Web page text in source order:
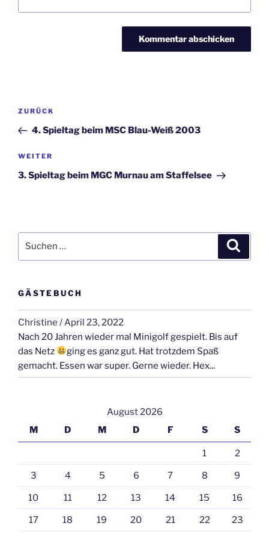
Beitragsnavigation
Vorheriger
Beitrag
ZURÜCK
4. Spieltag beim MSC Blau-Weiß 2003
Nächster
Beitrag
WEITER
3. Spieltag beim MGC Murnau am Staffelsee
nach:
GÄSTEBUCH
Christine /April 23, 2022
Nach 20 Jahren wieder mal Minigolf gespielt. Bis auf
das Netz
ging es ganz gut. Hat trotzdem Spaß
gemacht. Essen war super. Gerne wieder. Hex...
August 2026
M
D M D F S S
1 2
3 4 5 6 7 8 9
10 11 12 13 14 15 16
17 18 19 20 21 22 23